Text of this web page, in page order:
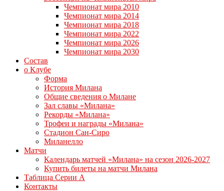
Чемпионат мира 2010
Чемпионат мира 2014
Чемпионат мира 2018
Чемпионат мира 2022
Чемпионат мира 2026
Чемпионат мира 2030
Состав
о Клубе
Форма
История Милана
Общие сведения о Милане
Зал славы «Милана»
Рекорды «Милана»
Трофеи и награды «Милана»
Стадион Сан-Сиро
Миланелло
Матчи
Календарь матчей «Милана» на сезон 2026-2027
Купить билеты на матчи Милана
Таблица Серии А
Контакты